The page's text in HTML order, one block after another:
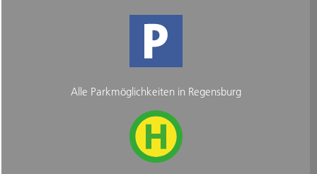
Alle Parkmöglichkeiten in Regensburg